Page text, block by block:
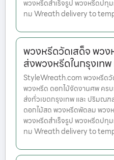
พวงหรีดสำเร็จรูป พวงหรีดป
ทม Wreath delivery to
พวงหรีดวัดเสด็จ พว
ส่งพวงหรีดในกรุงเท
StyleWreath.com พวงหรีดวั
พวงหรีด ดอกไม้จัดงานศพ คร
ส่งทั่วเขตกรุงเทพ และ ปริมณ
ดอกไม้สด พวงหรีดพัดลม พวง
พวงหรีดสำเร็จรูป พวงหรีดป
ทม Wreath delivery to